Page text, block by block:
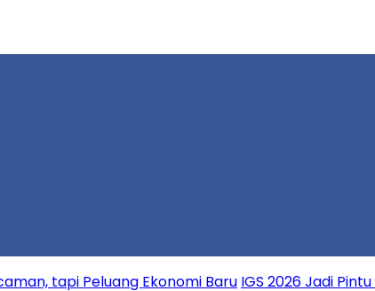
tapi Peluang Ekonomi Baru IGS 2026 Jadi